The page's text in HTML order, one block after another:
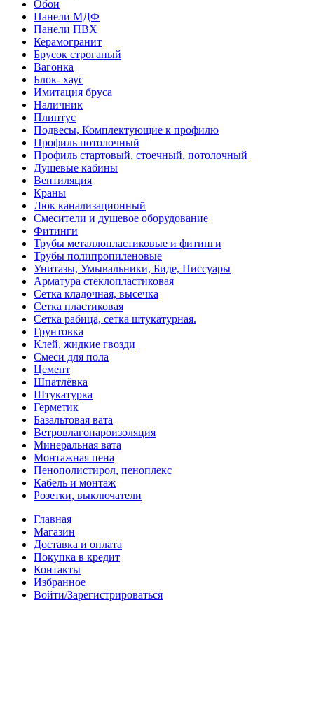
Обои
Панели МДФ
Панели ПВХ
Керамогранит
Брусок строганый
Вагонка
Блок- хаус
Имитация бруса
Наличник
Плинтус
Подвесы, Комплектующие к профилю
Профиль потолочный
Профиль стартовый, стоечный, потолочный
Душевые кабины
Вентиляция
Краны
Люк канализационный
Смесители и душевое оборудование
Фитинги
Трубы металлопластиковые и фитинги
Трубы полипропиленовые
Унитазы, Умывальники, Биде, Писсуары
Арматура стеклопластиковая
Сетка кладочная, высечка
Сетка пластиковая
Сетка рабица, сетка штукатурная.
Грунтовка
Клей, жидкие гвозди
Смеси для пола
Цемент
Шпатлёвка
Штукатурка
Герметик
Базальтовая вата
Ветровлагопароизоляция
Минеральная вата
Монтажная пена
Пенополистирол, пеноплекс
Кабель и монтаж
Розетки, выключатели
Главная
Магазин
Доставка и оплата
Покупка в кредит
Контакты
Избранное
Войти/Зарегистрироваться